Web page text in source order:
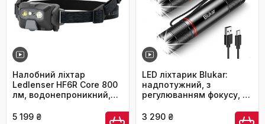
Налобний ліхтар
Ledlenser HF6R Core 800
лм, водонепроникний,
світло, для туризму та
5 199 ₴
LED ліхтарик Blukar:
надпотужний, з
регулюванням фокусу, 4
водонепроникний, для
3 290 ₴